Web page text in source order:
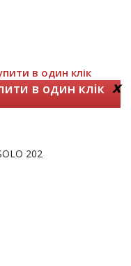
в один клік
в один клік x
202